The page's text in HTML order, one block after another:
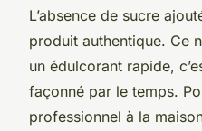
L’absence de sucre
produit authentique. Ce
un édulcorant rapide,
façonné par le temps.
professionnel à la